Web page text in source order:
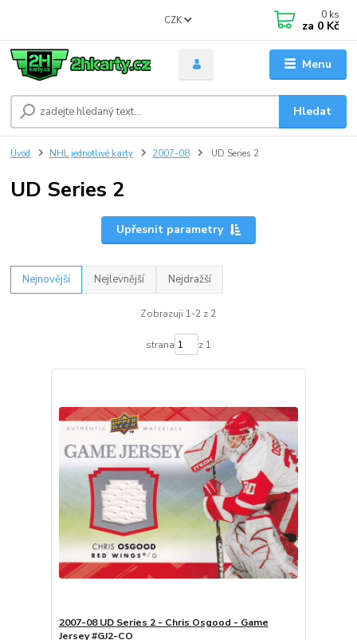
Menu
CZK
Hledat
0 ks
za 0 Kč
Úvod NHL jednotlivé karty 2007-08 UD Series 2
UD Series 2
Upřesnit parametry
Nejnovější Nejlevnější Nejdražší
Zobrazuji 1-2 z 2
strana z 1
2007-08 UD Series 2 - Chris Osgood - Game
Jersey #GJ2-CO